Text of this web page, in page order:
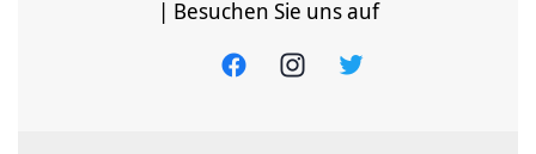
| Besuchen Sie uns auf